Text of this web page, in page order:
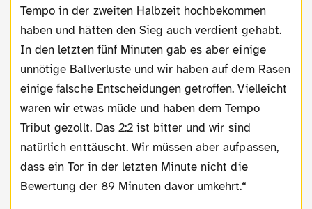
Tempo in der zweiten Halbzeit hochbekommen
haben und hätten den Sieg auch verdient gehabt.
In den letzten fünf Minuten gab es aber einige
unnötige Ballverluste und wir haben auf dem Rasen
einige falsche Entscheidungen getroffen. Vielleicht
waren wir etwas müde und haben dem Tempo
Tribut gezollt. Das 2:2 ist bitter und wir sind
natürlich enttäuscht. Wir müssen aber aufpassen,
dass ein Tor in der letzten Minute nicht die
Bewertung der 89 Minuten davor umkehrt.“